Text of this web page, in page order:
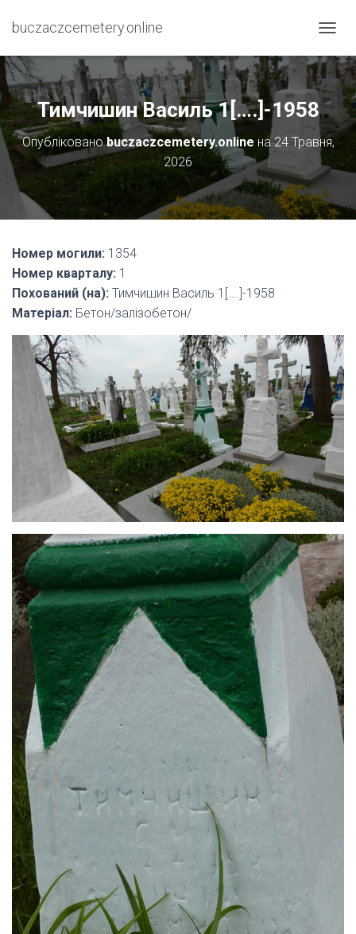
buczaczcemetery.online
Е
Р
М
К
Н
У
А
В
Тимчишин Василь 1[….]-1958
Опублікованоbuczaczcemetery.online на24 Травня,
2026
Номер могили: 1354
Номер кварталу: 1
Похований (на): Тимчишин Василь 1[….]-1958
Матеріал: Бетон/залізобетон/